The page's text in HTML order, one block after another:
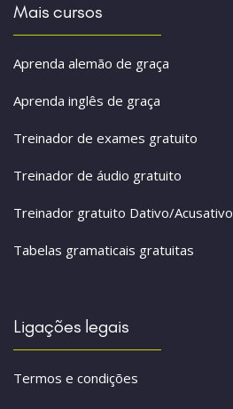
Mais cursos
Aprenda alemão de graça
Aprenda inglês de graça
Treinador de exames gratuito
Treinador de áudio gratuito
Treinador gratuito Dativo/Acusativo
Tabelas gramaticais gratuitas
Ligações legais
Termos e condições